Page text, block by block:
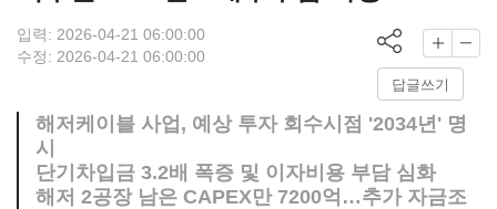
입력: 2026-04-21 06:00:00
수정: 2026-04-21 06:00:00
답글쓰기
해저케이블 사업, 예상 투자 회수시점 '2034년' 명
시
단기차입금 3.2배 폭증 및 이자비용 부담 심화
해저 2공장 남은 CAPEX만 7200억…추가 자금조